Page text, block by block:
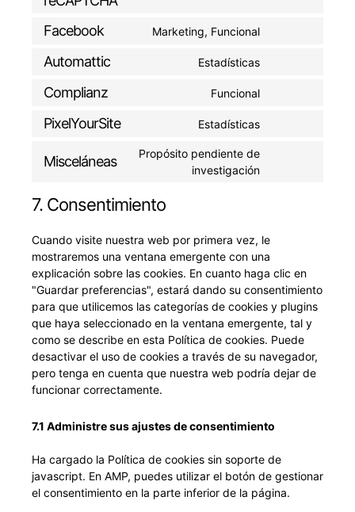
Facebook Marketing, Funcional
Automattic Estadísticas
Complianz Funcional
PixelYourSite Estadísticas
Misceláneas
Propósito pendiente de
investigación
7. Consentimiento
Cuando visite nuestra web por primera vez, le
mostraremos una ventana emergente con una
explicación sobre las cookies. En cuanto haga clic en
"Guardar preferencias", estará dando su consentimiento
para que utilicemos las categorías de cookies y plugins
que haya seleccionado en la ventana emergente, tal y
como se describe en esta Política de cookies. Puede
desactivar el uso de cookies a través de su navegador,
pero tenga en cuenta que nuestra web podría dejar de
funcionar correctamente.
7.1 Administre sus ajustes de consentimiento
Ha cargado la Política de cookies sin soporte de
javascript. En AMP, puedes utilizar el botón de gestionar
el consentimiento en la parte inferior de la página.